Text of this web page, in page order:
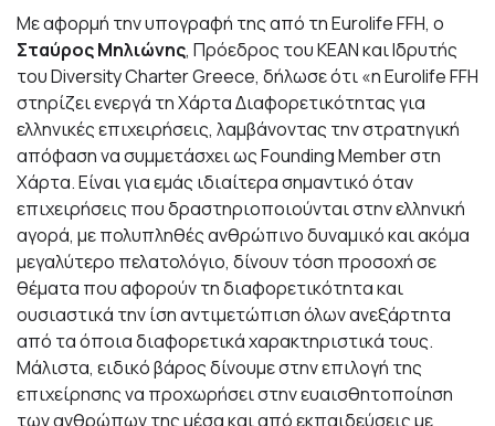
Με αφορμή την υπογραφή της από τη Eurolife FFH, ο
Σταύρος Μηλιώνης, Πρόεδρος του ΚΕΑΝ και Ιδρυτής
του Diversity Charter Greece, δήλωσε ότι «η Eurolife FFH
στηρίζει ενεργά τη Χάρτα Διαφορετικότητας για
ελληνικές επιχειρήσεις, λαμβάνοντας την στρατηγική
απόφαση να συμμετάσχει ως Founding Member στη
Χάρτα. Είναι για εμάς ιδιαίτερα σημαντικό όταν
επιχειρήσεις που δραστηριοποιούνται στην ελληνική
αγορά, με πολυπληθές ανθρώπινο δυναμικό και ακόμα
μεγαλύτερο πελατολόγιο, δίνουν τόση προσοχή σε
θέματα που αφορούν τη διαφορετικότητα και
ουσιαστικά την ίση αντιμετώπιση όλων ανεξάρτητα
από τα όποια διαφορετικά χαρακτηριστικά τους.
Μάλιστα, ειδικό βάρος δίνουμε στην επιλογή της
επιχείρησης να προχωρήσει στην ευαισθητοποίηση
των ανθρώπων της μέσα και από εκπαιδεύσεις με